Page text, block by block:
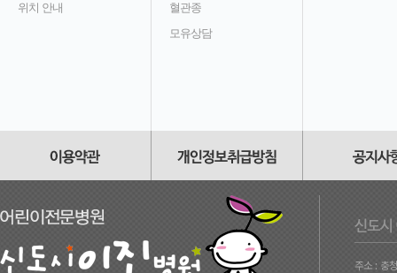
위치 안내
혈관종
모유상담
주소 : 충